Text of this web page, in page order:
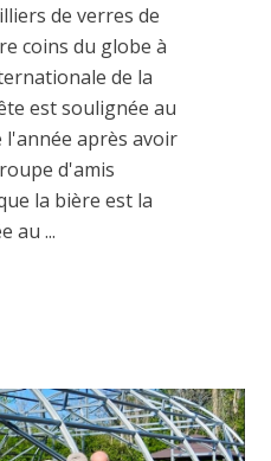
de verres de
coins du globe à
de la
est soulignée au
l'année après avoir
d'amis
la bière est la
au ...